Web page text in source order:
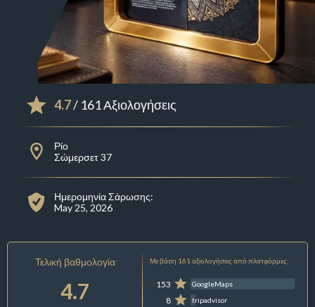
4.7/ 161 Αξιολογήσεις
Ρίο
Σώμερσετ 37
Ημερομηνία Σάρωσης:
May 25, 2026
Τελική βαθμολογία
4.7
Με βάση 161 αξιολογήσεις από πλατφόρμες:
153 GoogleMaps
8 tripadvisor